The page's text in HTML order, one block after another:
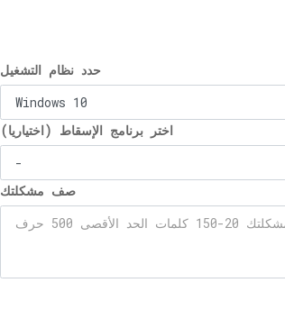
حدد نظام التشغيل
اختر برنامج الإسقاط (اختياريا)
صف مشكلتك